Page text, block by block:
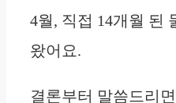
4월, 직접 14개월 된
왔어요.
결론부터 말씀드리